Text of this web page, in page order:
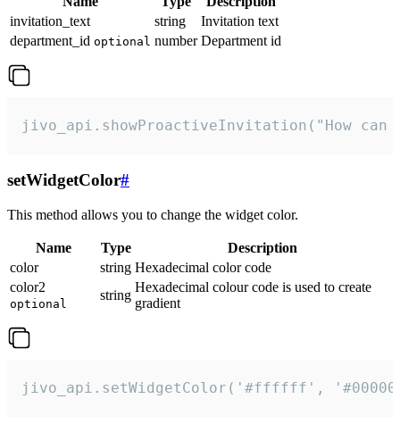
invitation_text
string
Invitation text
department_id optional number Department id
jivo_api.showProactiveInvitation("How
setWidgetColor#
This method allows you to change the widget color.
Name Type
Description
color
string Hexadecimal color code
color2
optional
string
Hexadecimal colour code is used to create
gradient
jivo_api.setWidgetColor('#ffffff',